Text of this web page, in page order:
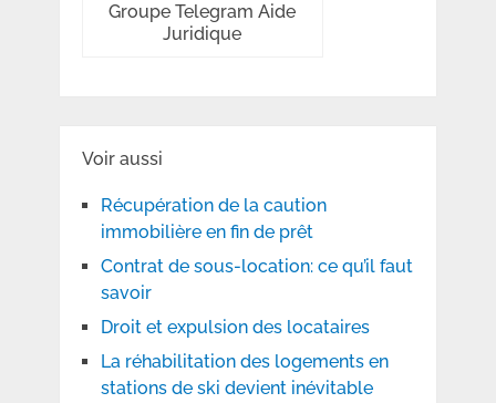
Groupe Telegram Aide
Juridique
Voir aussi
Récupération de la caution
immobilière en fin de prêt
Contrat de sous-location: ce qu’il faut
savoir
Droit et expulsion des locataires
La réhabilitation des logements en
stations de ski devient inévitable